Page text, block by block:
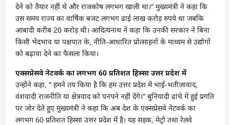
देने को तैयार नहीं थे और राजकोष लगभग खाली था।” मुख्यमंत्री ने कहा कि
उस समय राज्य का वार्षिक बजट लगभग ढाई लाख करोड़ रुपये था जबकि
आबादी करीब 20 करोड़ थी। आदित्यनाथ ने कहा कि उनकी सरकार ने बिना
किसी भेदभाव या पक्षपात के, नीति-आधारित प्रोत्साहनों के माध्यम से उद्योगों
को बढ़ावा देने का फैसला किया।
एक्सप्रेसवे नेटवर्क का लगभग 60 प्रतिशत हिस्सा उत्तर प्रदेश में
उन्होंने कहा, ” हमने तय किया है कि हम उत्तर प्रदेश में भाई-भतीजावाद,
वंशवादी राजनीति या क्षेत्रवाद को पनपने नहीं देंगे।” बुनियादी ढांचे में हुई प्रगति
पर जोर देते हुए मुख्यमंत्री ने कहा कि अब देश के एक्सप्रेसवे नेटवर्क का
लगभग 60 प्रतिशत हिस्सा उत्तर प्रदेश में है। यह सड़क, मेट्रो तथा रेलवे